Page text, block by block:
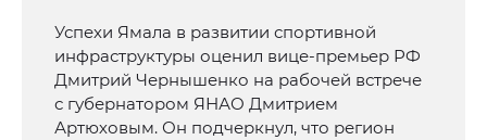
Успехи Ямала в развитии спортивной
инфраструктуры оценил вице-премьер РФ
Дмитрий Чернышенко на рабочей встрече
с губернатором ЯНАО Дмитрием
Артюховым. Он подчеркнул, что регион